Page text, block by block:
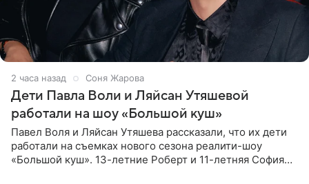
2 часа назад Соня Жарова
Дети Павла Воли и Ляйсан Утяшевой
работали на шоу «Большой куш»
Павел Воля и Ляйсан Утяшева рассказали, что их дети
работали на съемках нового сезона реалити-шоу
«Большой куш». 13-летние Роберт и 11-летняя София